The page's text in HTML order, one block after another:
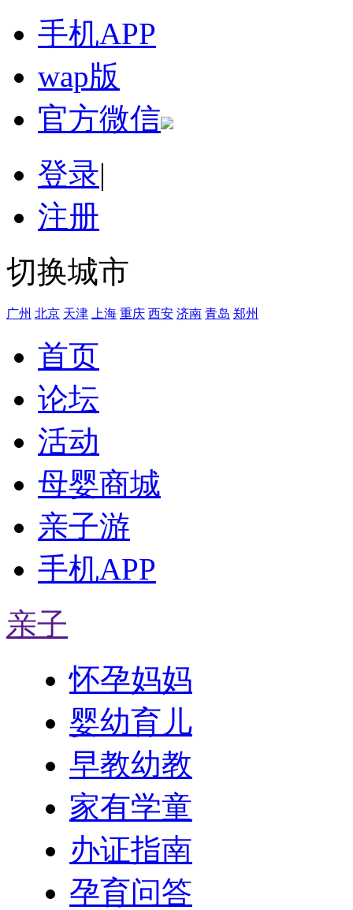
手机APP
wap版
官方微信
登录|
注册
切换城市
广州 北京 天津 上海 重庆 西安 济南 青岛 郑州
首页
论坛
活动
母婴商城
亲子游
手机APP
亲子
怀孕妈妈
婴幼育儿
早教幼教
家有学童
办证指南
孕育问答